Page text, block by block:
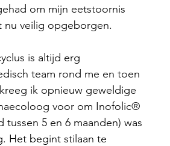
om mijn eetstoornis
nu veilig opgeborgen.
is altijd erg
team rond me en toen
ik opnieuw geweldige
voor om Inofolic®
5 en 6 maanden) was
Het begint stilaan te